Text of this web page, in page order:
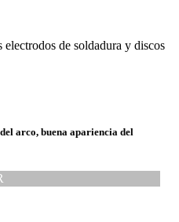
de soldadura y discos
arco, buena apariencia del